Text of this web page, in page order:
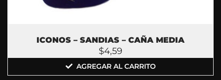
ICONOS – SANDIAS – CAÑA MEDIA
$4,59
AGREGAR AL CARRITO